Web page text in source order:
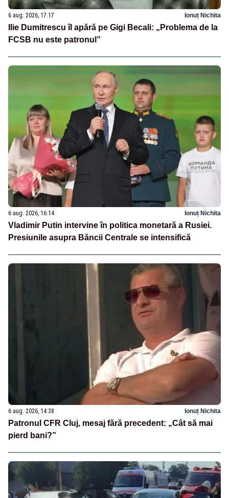
6 aug. 2026, 17:17 Ionuț Nichita
Ilie Dumitrescu îl apără pe Gigi Becali: „Problema de la
FCSB nu este patronul”
6 aug. 2026, 16:14 Ionuț Nichita
Vladimir Putin intervine în politica monetară a Rusiei.
Presiunile asupra Băncii Centrale se intensifică
6 aug. 2026, 14:38 Ionuț Nichita
Patronul CFR Cluj, mesaj fără precedent: „Cât să mai
pierd bani?”